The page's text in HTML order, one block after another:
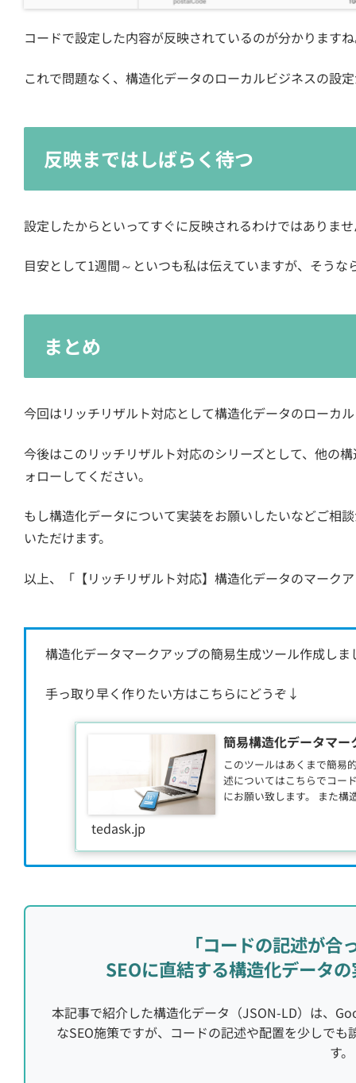
コードで設定した内容が反映されているのが分かります
これで問題なく、構造化データのローカルビジネスの設
反映まではしばらく待つ
設定したからといってすぐに反映されるわけではありま
目安として1週間～といつも私は伝えていますが、そうな
まとめ
今回はリッチリザルト対応として構造化データのローカ
今後はこのリッチリザルト対応のシリーズとして、他の
ォローしてください。
もし構造化データについて実装をお願いしたいなどご相
いただけます。
以上、「【リッチリザルト対応】構造化データのマーク
構造化データマークアップの簡易生成ツール作成しま
手っ取り早く作りたい方はこちらにどうぞ↓
簡易構造化データマ
このツールはあくまで簡易
述についてはこちらでコー
にお願い致します。 また構
tedask.jp
「コードの記述が
SEOに直結する構造化データ
本記事で紹介した構造化データ（JSON-LD）は、
なSEO施策ですが、コードの記述や配置を少しで
す。